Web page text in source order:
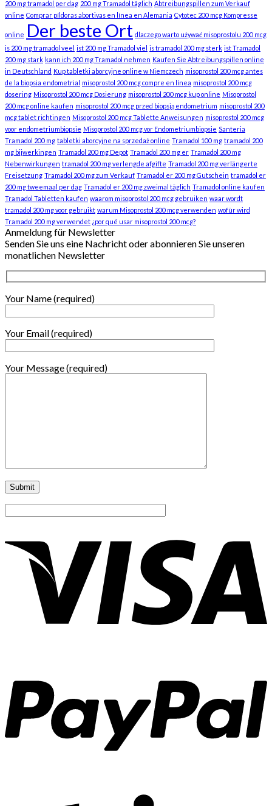
200 mg tramadol per dag 200 mg Tramadol täglich Abtreibungspillen zum Verkauf
online Comprar píldoras abortivas en línea en Alemania Cytotec 200 mcg Kompresse
online Der beste Ort dlaczego warto używać misoprostolu 200 mcg
is 200 mg tramadol veel ist 200 mg Tramadol viel is tramadol 200 mg sterk ist Tramadol
200 mg stark kann ich 200 mg Tramadol nehmen Kaufen Sie Abtreibungspillen online
in Deutschland Kup tabletki aborcyjne online w Niemczech misoprostol 200 mcg antes
de la biopsia endometrial misoprostol 200 mcg compre en línea misoprostol 200 mcg
dosering Misoprostol 200 mcg Dosierung misoprostol 200 mcg kup online Misoprostol
200 mcg online kaufen misoprostol 200 mcg przed biopsją endometrium misoprostol 200
mcg tablet richtingen Misoprostol 200 mcg Tablette Anweisungen misoprostol 200 mcg
voor endometriumbiopsie Misoprostol 200 mcg vor Endometriumbiopsie Santeria
Tramadol 200 mg tabletki aborcyjne na sprzedaż online Tramadol 100 mg tramadol 200
mg bijwerkingen Tramadol 200 mg Depot Tramadol 200 mg er Tramadol 200 mg
Nebenwirkungen tramadol 200 mg verlengde afgifte Tramadol 200 mg verlängerte
Freisetzung Tramadol 200 mg zum Verkauf Tramadol er 200 mg Gutschein tramadol er
200 mg tweemaal per dag Tramadol er 200 mg zweimal täglich Tramadol online kaufen
Tramadol Tabletten kaufen waarom misoprostol 200 mcg gebruiken waar wordt
tramadol 200 mg voor gebruikt warum Misoprostol 200 mcg verwenden wofür wird
Tramadol 200 mg verwendet ¿por qué usar misoprostol 200 mcg?
Anmeldung für Newsletter
Senden Sie uns eine Nachricht oder abonnieren Sie unseren
monatlichen Newsletter
Your Name (required)
Your Email (required)
Your Message (required)